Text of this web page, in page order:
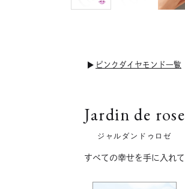
ピンクダイヤモンド一覧
Jardin de rose
ジャルダンドゥロゼ
すべての幸せを手に入れて